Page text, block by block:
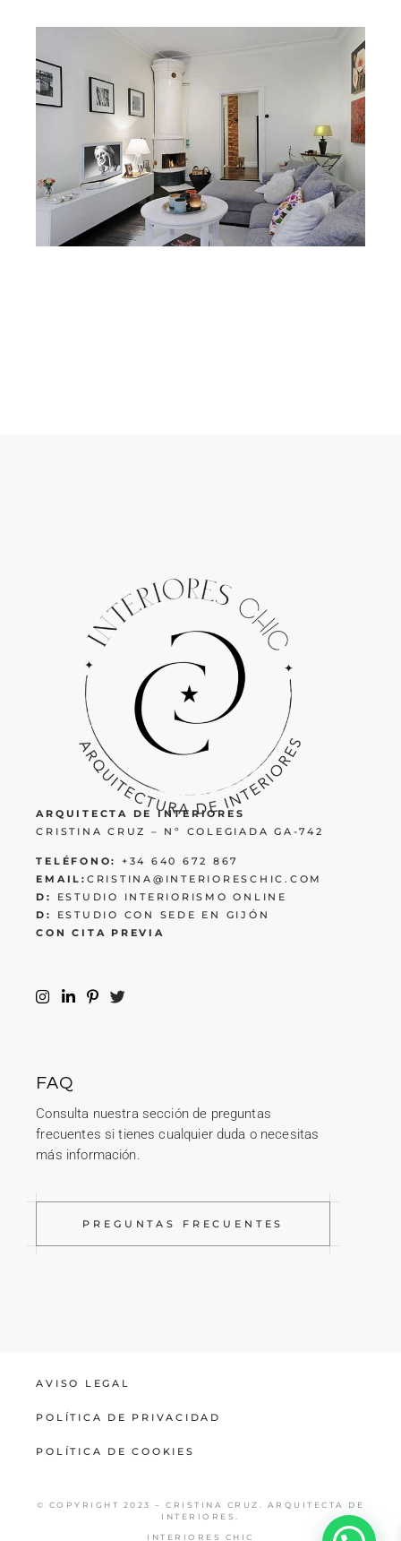
ARQUITECTA DE INTERIORES
CRISTINA CRUZ – Nº COLEGIADA GA-742
TELÉFONO:
+34 640 672 867
EMAIL: CRISTINA@INTERIORESCHIC.COM
D:
ESTUDIO INTERIORISMO ONLINE
D:
ESTUDIO CON SEDE EN GIJÓN
CON CITA PREVIA
FAQ
Consulta nuestra sección de preguntas
frecuentes si tienes cualquier duda o necesitas
más información.
PREGUNTAS FRECUENTES
AVISO LEGAL
POLÍTICA DE PRIVACIDAD
POLÍTICA DE COOKIES
© COPYRIGHT 2023 – CRISTINA CRUZ. ARQUITECTA DE
INTERIORES.
INTERIORES CHIC